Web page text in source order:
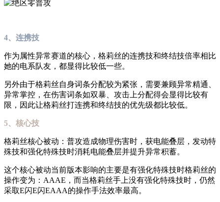
4、连携技
作为属性异常赛道的核心，格莉丝的连携技和终结技倍率相比
她的电系队友，都显得比较低一些。
另外由于格莉丝自身词条分配较为紧张，需要兼顾异常精通、
异常掌控，在伤害词条如双暴、攻击上分配得会显得比较有
限，因此让格莉丝打连携和终结技的优先级都比较低。
5、核心技
格莉丝核心被动：普攻造成物理伤害时，获电能叠层，发动特
殊技和强化特殊技时消耗电能叠层并提升异常积蓄。
这个核心被动当前版本影响的主要是有强化特殊技时格莉丝的
操作变为：AAAE，而当格莉丝手上没有强化特殊技时，仍然
采取E闪E闪EAAA的操作手法效率最高。